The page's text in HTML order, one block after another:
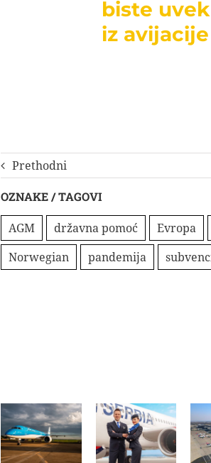
biste
iz avijacije
Prethodni
OZNAKE / TAGOVI
AGM državna pomoć Evropa
Norwegian
pandemija